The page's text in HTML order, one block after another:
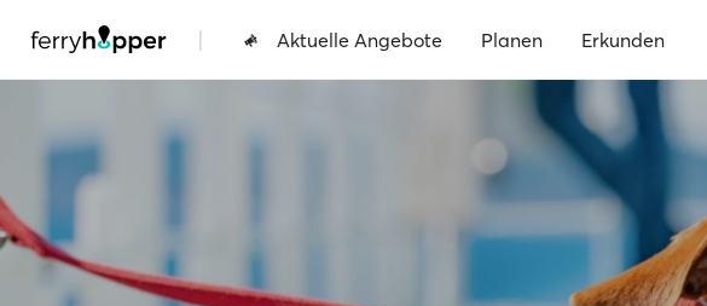
| Aktuelle Angebote Planen Erkunden